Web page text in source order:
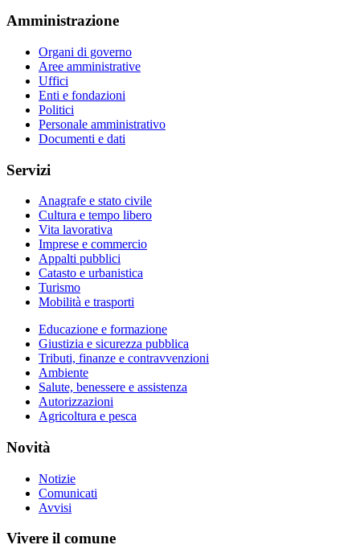
Amministrazione
Organi di governo
Aree amministrative
Uffici
Enti e fondazioni
Politici
Personale amministrativo
Documenti e dati
Servizi
Anagrafe e stato civile
Cultura e tempo libero
Vita lavorativa
Imprese e commercio
Appalti pubblici
Catasto e urbanistica
Turismo
Mobilità e trasporti
Educazione e formazione
Giustizia e sicurezza pubblica
Tributi, finanze e contravvenzioni
Ambiente
Salute, benessere e assistenza
Autorizzazioni
Agricoltura e pesca
Novità
Notizie
Comunicati
Avvisi
Vivere il comune